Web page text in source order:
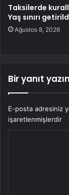
Taksilerde
Yaş sınırı
Ağustos 8, 2026
Bir yanıt yazın
E-posta adresiniz
işaretlenmişlerdir